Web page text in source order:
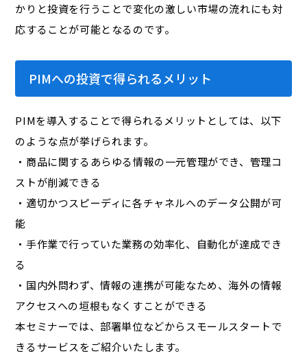
かりと投資を行うことで変化の激しい市場の流れにも対
応することが可能となるのです。
PIMへの投資で得られるメリット
PIMを導入することで得られるメリットとしては、以下
のような点が挙げられます。
・商品に関するあらゆる情報の一元管理ができ、管理コ
ストが削減できる
・適切かつスピーディに各チャネルへのデータ公開が可
能
・手作業で行っていた業務の効率化、自動化が達成でき
る
・国内外問わず、情報の連携が可能なため、海外の情報
アクセスへの垣根もなくすことができる
本セミナーでは、部署単位などからスモールスタートで
きるサービスをご紹介いたします。